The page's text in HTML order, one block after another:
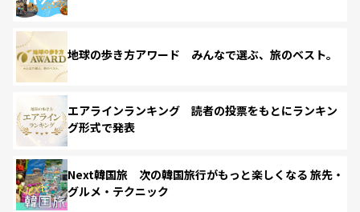
地球の歩き方アワード みんなで選ぶ、旅のベスト。
エアラインランキング 読者の投票をもとにランキン
グ形式で発表
Next韓国旅 次の韓国旅行がもっと楽しくなる 旅先・
グルメ・テクニック